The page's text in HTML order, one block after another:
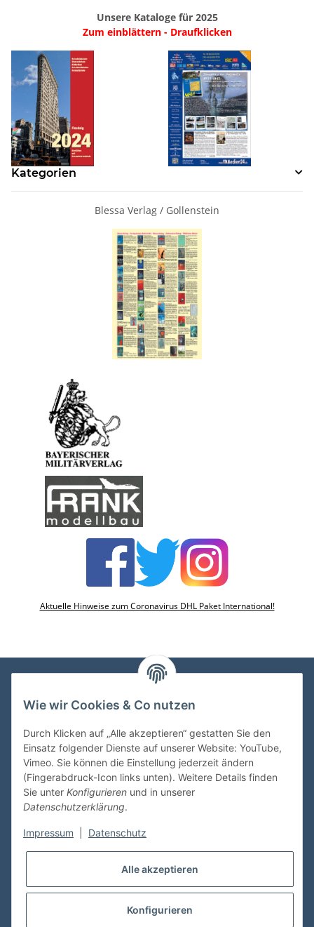
Unsere Kataloge für 2025
Zum einblättern - Draufklicken
Kategorien
Blessa Verlag / Gollenstein
Aktuelle Hinweise zum Coronavirus DHL Paket International!
VDMedien24.de
Kasernenstraße 6-10
66482 Zweibrücken
Tel. 06332 72710
eMail: heinz.nickel@vdmedien.de
Shop Service
Wie wir Cookies & Co nutzen
Durch Klicken auf „Alle akzeptieren“ gestatten Sie den
Einsatz folgender Dienste auf unserer Website: YouTube,
Vimeo. Sie können die Einstellung jederzeit ändern
(Fingerabdruck-Icon links unten). Weitere Details finden
Sie unter Konfigurieren und in unserer
Datenschutzerklärung.
Impressum Datenschutz
Alle akzeptieren
Konfigurieren